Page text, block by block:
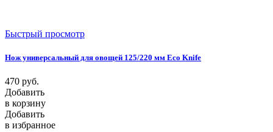
Быстрый просмотр
Нож универсальный для овощей 125/220 мм Eco Knife
470 руб.
Добавить
в корзину
Добавить
в избранное